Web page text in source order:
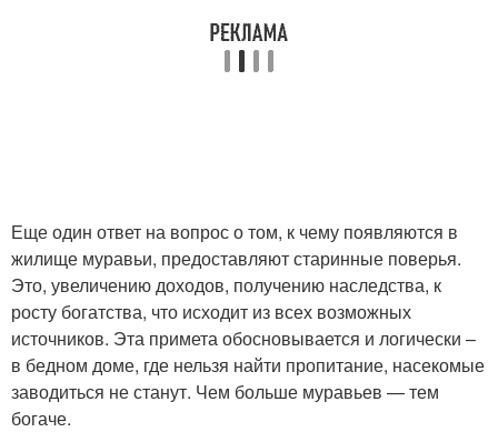
Еще один ответ на вопрос о том, к чему появляются в
жилище муравьи, предоставляют старинные поверья.
Это, увеличению доходов, получению наследства, к
росту богатства, что исходит из всех возможных
источников. Эта примета обосновывается и логически –
в бедном доме, где нельзя найти пропитание, насекомые
заводиться не станут. Чем больше муравьев — тем
богаче.